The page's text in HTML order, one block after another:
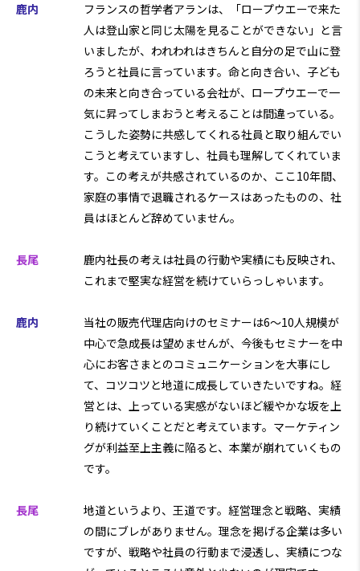
鹿内
フランスの哲学者アランは、「ロープウエーで来た
人は登山家と同じ太陽を見ることができない」と言
いましたが、われわれはきちんと自分の足で山に登
ろうと社員に言っています。命と向き合い、子ども
の未来と向き合っている会社が、ロープウエーで一
気に昇ってしまおうと考えることは間違っている。
こうした姿勢に共感してくれる社員と取り組んでい
こうと考えていますし、社員も理解してくれていま
す。この考えが共感されているのか、ここ10年間、
家庭の事情で退職されるケースはあったものの、社
員はほとんど辞めていません。
長尾
鹿内社長の考えは社員の行動や実績にも反映され、
これまで堅実な経営を続けていらっしゃいます。
鹿内
当社の販売代理店向けのセミナーは6～10人規模が
中心で急成長は望めませんが、今後もセミナーを中
心にお客さまとのコミュニケーションを大事にし
て、コツコツと地道に成長していきたいですね。経
営とは、上っている実感がないほど緩やかな坂を上
り続けていくことだと考えています。マーケティン
グが利益至上主義に陥ると、本業が崩れていくもの
です。
長尾
地道というより、王道です。経営理念と戦略、実績
の間にブレがありません。理念を掲げる企業は多い
ですが、戦略や社員の行動まで浸透し、実績につな